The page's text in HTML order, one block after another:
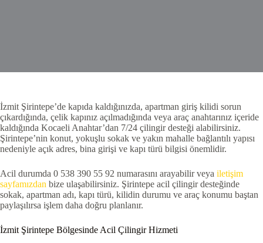
İzmit Şirintepe’de kapıda kaldığınızda, apartman giriş kilidi sorun
çıkardığında, çelik kapınız açılmadığında veya araç anahtarınız içeride
kaldığında Kocaeli Anahtar’dan 7/24 çilingir desteği alabilirsiniz.
Şirintepe’nin konut, yokuşlu sokak ve yakın mahalle bağlantılı yapısı
nedeniyle açık adres, bina girişi ve kapı türü bilgisi önemlidir.
Acil durumda 0 538 390 55 92 numarasını arayabilir veya iletişim
sayfamızdan bize ulaşabilirsiniz. Şirintepe acil çilingir desteğinde
sokak, apartman adı, kapı türü, kilidin durumu ve araç konumu baştan
paylaşılırsa işlem daha doğru planlanır.
İzmit Şirintepe Bölgesinde Acil Çilingir Hizmeti